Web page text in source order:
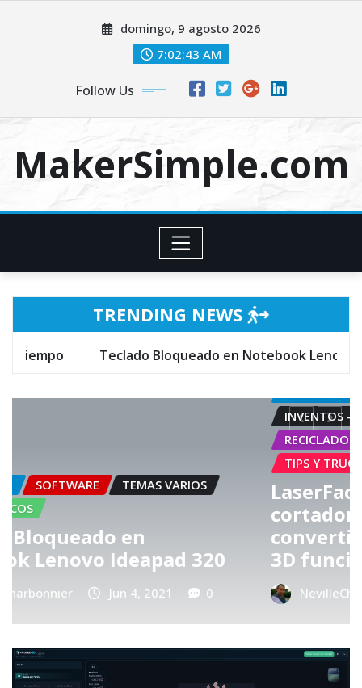
domingo, 9 agosto 2026
7:02:44 AM
Follow Us
MakerSimple.com
TRENDING NEWS
Teclado Bloqueado en Notebook Lenovo Ideapad 320
LaserFactory o cómo una
convertirse en una impresora
3D funcional
NevilleCharbonnier Feb 16, 2021 0